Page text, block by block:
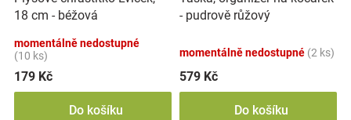
18 cm - béžová
momentálně nedostupné
(10 ks)
179 Kč
Do košíku
- pudrově růžový
momentálně nedostupné (2 ks)
579 Kč
Do košíku